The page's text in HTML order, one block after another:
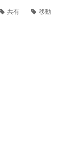
共有 移動